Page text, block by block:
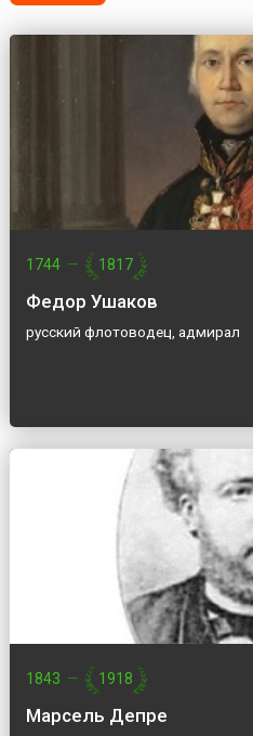
1744 — 1817
Федор Ушаков
русский флотоводец, адмирал
1843 — 1918
Марсель Депре